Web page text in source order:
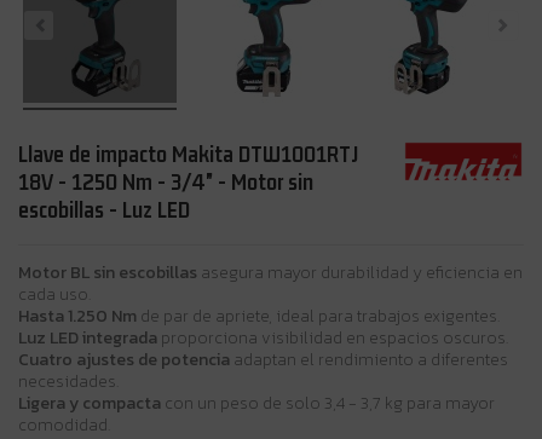
Llave de impacto Makita DTW1001RTJ
18V - 1250 Nm - 3/4" - Motor sin
escobillas - Luz LED
Motor BL sin escobillas asegura mayor durabilidad y eficiencia en
cada uso.
Hasta 1.250 Nm de par de apriete, ideal para trabajos exigentes.
Luz LED integrada proporciona visibilidad en espacios oscuros.
Cuatro ajustes de potencia adaptan el rendimiento a diferentes
necesidades.
Ligera y compacta con un peso de solo 3,4 - 3,7 kg para mayor
comodidad.